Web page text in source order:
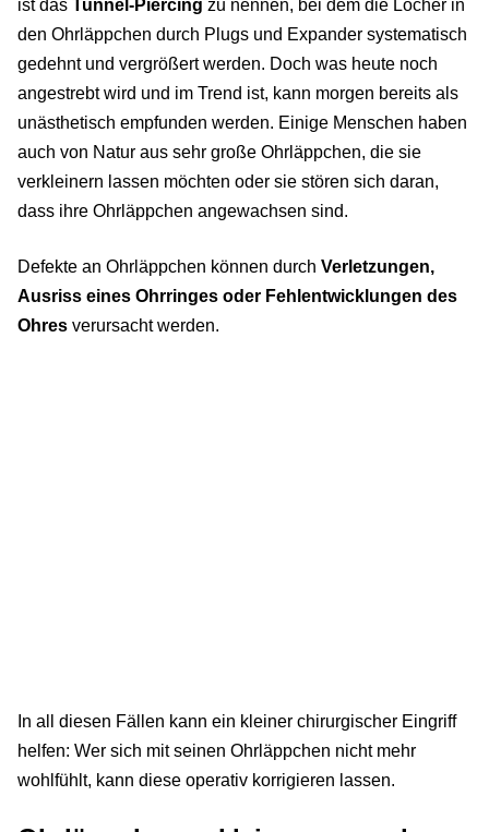
ist das Tunnel-Piercing zu nennen, bei dem die Löcher in
den Ohrläppchen durch Plugs und Expander systematisch
gedehnt und vergrößert werden. Doch was heute noch
angestrebt wird und im Trend ist, kann morgen bereits als
unästhetisch empfunden werden. Einige Menschen haben
auch von Natur aus sehr große Ohrläppchen, die sie
verkleinern lassen möchten oder sie stören sich daran,
dass ihre Ohrläppchen angewachsen sind.
Defekte an Ohrläppchen können durch Verletzungen,
Ausriss eines Ohrringes oder Fehlentwicklungen des
Ohres verursacht werden.
In all diesen Fällen kann ein kleiner chirurgischer Eingriff
helfen: Wer sich mit seinen Ohrläppchen nicht mehr
wohlfühlt, kann diese operativ korrigieren lassen.